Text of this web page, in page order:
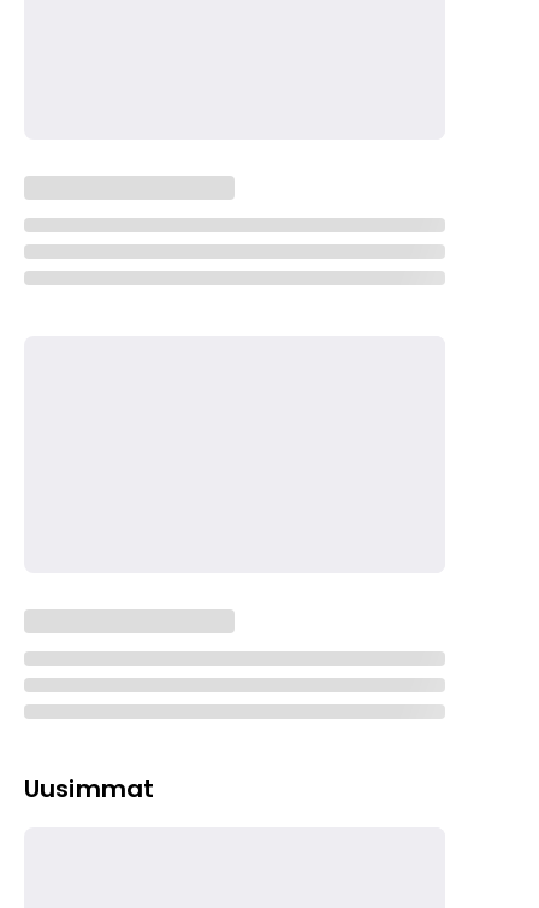
Uusimmat